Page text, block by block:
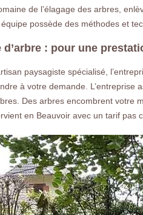
de l’élagage des arbres,
équipe possède des méthodes et
d’arbre : pour une
paysagiste spécialisé,
à votre demande.
Des arbres encombrent
en Beauvoir avec un tarif pas